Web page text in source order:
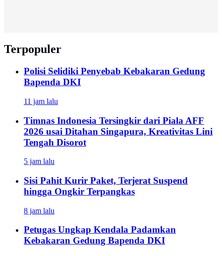
Terpopuler
Polisi Selidiki Penyebab Kebakaran Gedung
Bapenda DKI
11 jam lalu
Timnas Indonesia Tersingkir dari Piala AFF
2026 usai Ditahan Singapura, Kreativitas Lini
Tengah Disorot
5 jam lalu
Sisi Pahit Kurir Paket, Terjerat Suspend
hingga Ongkir Terpangkas
8 jam lalu
Petugas Ungkap Kendala Padamkan
Kebakaran Gedung Bapenda DKI